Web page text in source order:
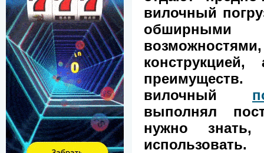
вилочный
обширными
вилочный
выполнял
нужно
использовать.